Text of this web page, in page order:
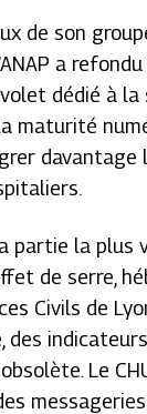
de son
a
dédié à
maturité
davantage
partie la plus
de serre,
Civils de
Le
messageries.